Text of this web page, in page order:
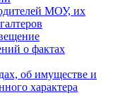
МОУ, их
о фактах
об имуществе и
характера